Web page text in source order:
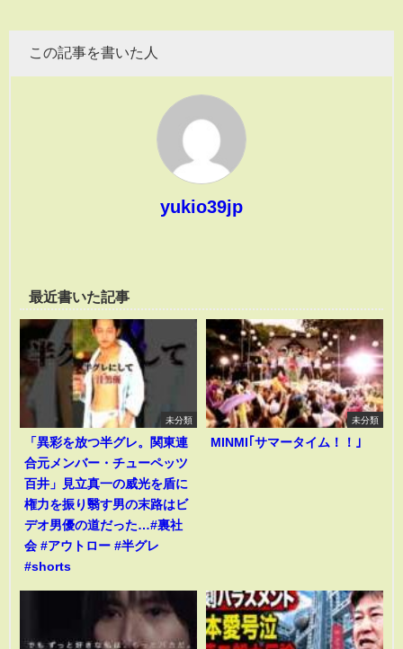
この記事を書いた人
yukio39jp
最近書いた記事
未分類
「異彩を放つ半グレ。関東連
合元メンバー・チューペッツ
百井」見立真一の威光を盾に
権力を振り翳す男の末路はビ
デオ男優の道だった…#裏社
会 #アウトロー #半グレ
#shorts
未分類
MINMI｢サマータイム！！｣